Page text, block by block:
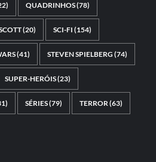
QUADRINHOS(78)
(20) SCI-FI (154)
(41) STEVEN SPIELBERG (74)
SUPER-HERÓIS(23)
SÉRIES(79) TERROR(63)